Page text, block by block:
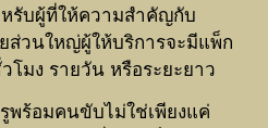
รับผู้ที่ให้ความสำคัญกับ
ส่วนใหญ่ผู้ให้บริการจะมีแพ็ก
โมง รายวัน หรือระยะยาว
พร้อมคนขับไม่ใช่เพียงแค่